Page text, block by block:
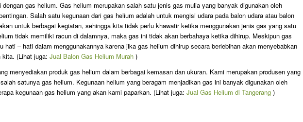
gas helium. Gas helium merupakan salah satu jenis gas mulia yang banyak digunakan oleh
Salah satu kegunaan dari gas helium adalah untuk mengisi udara pada balon udara atau balon
untuk berbagai kegiatan, sehingga kita tidak perlu khawatir ketika menggunakan jenis gas yang satu
tidak memiliki racun di dalamnya, maka gas ini tidak akan berbahaya ketika dihirup. Meskipun gas
hati – hati dalam menggunakannya karena jika gas helium dihirup secara berlebihan akan menyebabkan
(Lihat juga: Jual Balon Gas Helium Murah )
menyediakan produk gas helium dalam berbagai kemasan dan ukuran. Kami merupakan produsen yang
satunya gas helium. Kegunaan helium yang beragam menjadikan gas ini banyak digunakan oleh
kegunaan gas helium yang akan kami paparkan. (Lihat juga: Jual Gas Helium di Tangerang )